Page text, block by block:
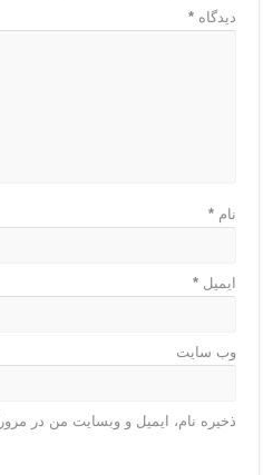
دیدگاه *
نام *
ایمیل *
وب‌ سایت
ذخیره نام، ایمیل و وبسایت من در